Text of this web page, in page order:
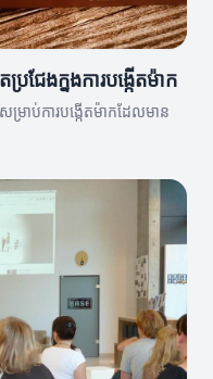
រជែងក្នុងការបង្កើតម៉ាក
រាប់ការបង្កើតម៉ាកដែលមាន